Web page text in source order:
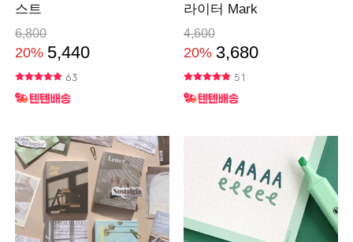
스트
6,800
20% 5,440
63
라이터 Mark
4,600
20% 3,680
51